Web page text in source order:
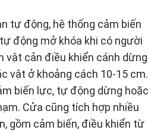
tự động, hệ thống cảm biến
động mở khóa khi có người
vật cản điều khiển cánh dừng
vật ở khoảng cách 10-15 cm.
biến lực, tự động dừng hoặc
Cửa cũng tích hợp nhiều
gồm cảm biến, điều khiển từ